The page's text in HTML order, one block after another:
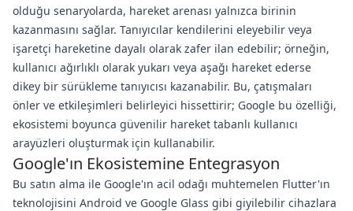
olduğu senaryolarda, hareket arenası yalnızca birinin
kazanmasını sağlar. Tanıyıcılar kendilerini eleyebilir veya
işaretçi hareketine dayalı olarak zafer ilan edebilir; örneğin,
kullanıcı ağırlıklı olarak yukarı veya aşağı hareket ederse
dikey bir sürükleme tanıyıcısı kazanabilir. Bu, çatışmaları
önler ve etkileşimleri belirleyici hissettirir; Google bu özelliği,
ekosistemi boyunca güvenilir hareket tabanlı kullanıcı
arayüzleri oluşturmak için kullanabilir.
Google'ın Ekosistemine Entegrasyon
Bu satın alma ile Google'ın acil odağı muhtemelen Flutter'ın
teknolojisini Android ve Google Glass gibi giyilebilir cihazlara